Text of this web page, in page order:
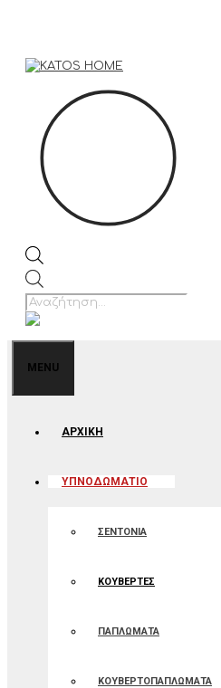
search
MENU
ΑΡΧΙΚΉ
ΥΠΝΟΔΩΜΑΤΙΟ
ΣΕΝΤΟΝΙΑ
ΚΟΥΒΕΡΤΕΣ
ΠΑΠΛΩΜΑΤΑ
ΚΟΥΒΕΡΤΟΠΑΠΛΩΜΑΤΑ